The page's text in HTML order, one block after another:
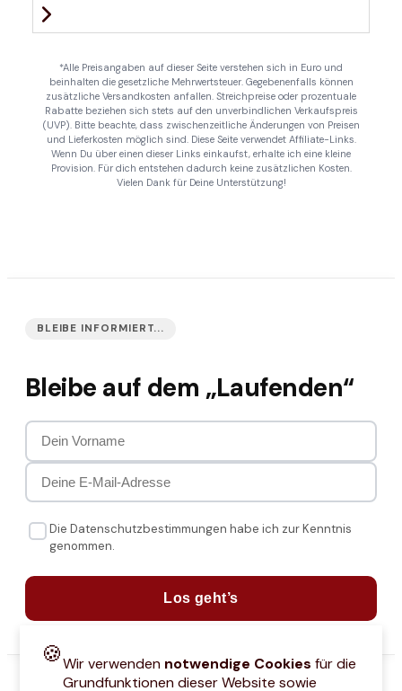
*Alle Preisangaben auf dieser Seite verstehen sich in Euro und
beinhalten die gesetzliche Mehrwertsteuer. Gegebenenfalls können
zusätzliche Versandkosten anfallen. Streichpreise oder prozentuale
Rabatte beziehen sich stets auf den unverbindlichen Verkaufspreis
(UVP). Bitte beachte, dass zwischenzeitliche Änderungen von Preisen
und Lieferkosten möglich sind. Diese Seite verwendet Affiliate-Links.
Wenn Du über einen dieser Links einkaufst, erhalte ich eine kleine
Provision. Für dich entstehen dadurch keine zusätzlichen Kosten.
Vielen Dank für Deine Unterstützung!
BLEIBE INFORMIERT...
Bleibe auf dem „Laufenden“
Die Datenschutzbestimmungen habe ich zur Kenntnis
genommen.
Los geht’s
🍪Wir verwenden notwendige Cookies für die
Grundfunktionen dieser Website sowie